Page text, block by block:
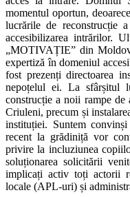
momentul oportun,
lucrările de reconstrucție
accesibilizarea intrărilor.
„MOTIVAȚIE” din
expertiză în domeniul
fost prezenți directoarea
nepoțelul ei. La sfârșitul
construcție a noii rampe de
Criuleni, precum și
instituției. Suntem
recent la grădiniță vor
privire la incluziunea
soluționarea solicitării
implicați activ toți actorii
locale (APL-uri) și